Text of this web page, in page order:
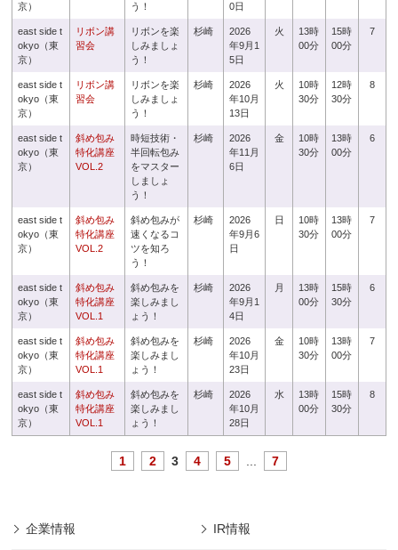
京）
う！
0日
east side t
okyo（東
京）
リボン講
習会
リボンを楽
しみましょ
う！
杉崎
2026
年9月1
5日
火
13時
00分
15時
00分
7
east side t
okyo（東
京）
リボン講
習会
リボンを楽
しみましょ
う！
杉崎
2026
年10月
13日
火
10時
30分
12時
30分
8
east side t
okyo（東
京）
斜め包み
特化講座
VOL.2
時短技術・
半回転包み
をマスター
しましょ
う！
杉崎
2026
年11月
6日
金
10時
30分
13時
00分
6
east side t
okyo（東
京）
斜め包み
特化講座
VOL.2
斜め包みが
速くなるコ
ツを知ろ
う！
杉崎
2026
年9月6
日
日
10時
30分
13時
00分
7
east side t
okyo（東
京）
斜め包み
特化講座
VOL.1
斜め包みを
楽しみまし
ょう！
杉崎
2026
年9月1
4日
月
13時
00分
15時
30分
6
east side t
okyo（東
京）
斜め包み
特化講座
VOL.1
斜め包みを
楽しみまし
ょう！
杉崎
2026
年10月
23日
金
10時
30分
13時
00分
7
east side t
okyo（東
京）
斜め包み
特化講座
VOL.1
斜め包みを
楽しみまし
ょう！
杉崎
2026
年10月
28日
水
13時
00分
15時
30分
8
1 2 3 4 5 7
企業情報 IR情報